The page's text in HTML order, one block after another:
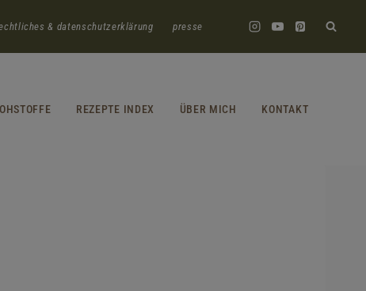
& datenschutzerklärung presse
REZEPTE INDEX ÜBER MICH KONTAKT